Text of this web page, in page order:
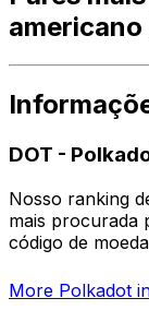
americano
DOT -
Nosso ranking
mais procurada
código de
More Polkadot